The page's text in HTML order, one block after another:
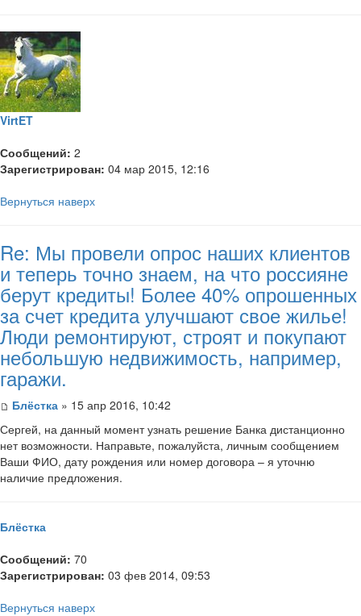
VirtET
Сообщений: 2
Зарегистрирован: 04 мар 2015, 12:16
Вернуться наверх
Re: Мы провели опрос наших клиентов
и теперь точно знаем, на что россияне
берут кредиты! Более 40% опрошенных
за счет кредита улучшают свое жилье!
Люди ремонтируют, строят и покупают
небольшую недвижимость, например,
гаражи.
Блёстка » 15 апр 2016, 10:42
Сергей, на данный момент узнать решение Банка дистанционно
нет возможности. Направьте, пожалуйста, личным сообщением
Ваши ФИО, дату рождения или номер договора – я уточню
наличие предложения.
Блёстка
Сообщений: 70
Зарегистрирован: 03 фев 2014, 09:53
Вернуться наверх